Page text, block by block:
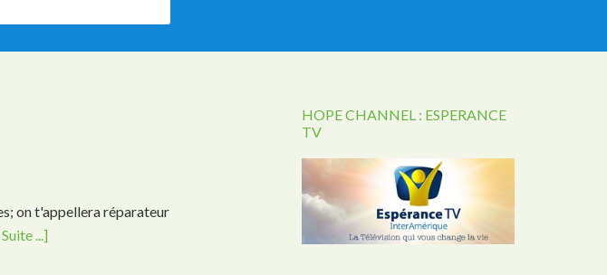
on t'appellera réparateur
...]
HOPE CHANNEL : ESPERANCE
TV